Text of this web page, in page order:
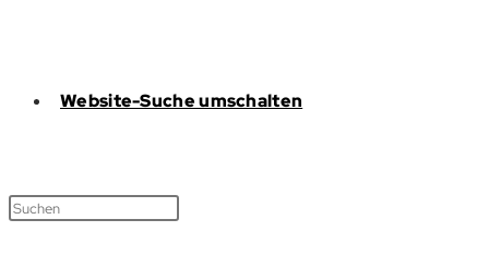
Website-Suche umschalten